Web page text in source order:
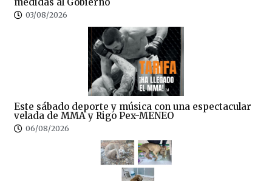
03/08/2026
Este sábado deporte y música con una espectacular
velada de MMA y Rigo Pex-MENEO
06/08/2026